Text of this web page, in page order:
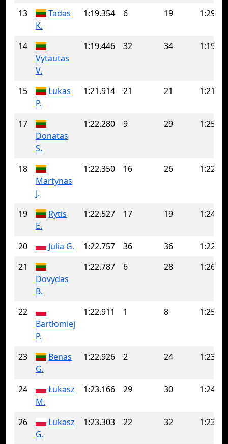
13
Tadas
K.
1:19.354 6 19
14
Vytautas
V.
1:19.446 32 34
15
Lukas
P.
1:21.914 21 21
17
Donatas
S.
1:22.280 9 29
18
Martynas
J.
1:22.350 16 26
19
Rytis
E.
1:22.527 17 19
20 Julia G. 1:22.757 36 36
21
Dovydas
B.
1:22.787 6 28
22
Bartłomiej
P.
1:22.911 1 8
23
Benas
G.
1:22.926 2 24
24
Łukasz
M.
1:23.166 29 30
26
Lukasz
G.
1:23.303 22 32